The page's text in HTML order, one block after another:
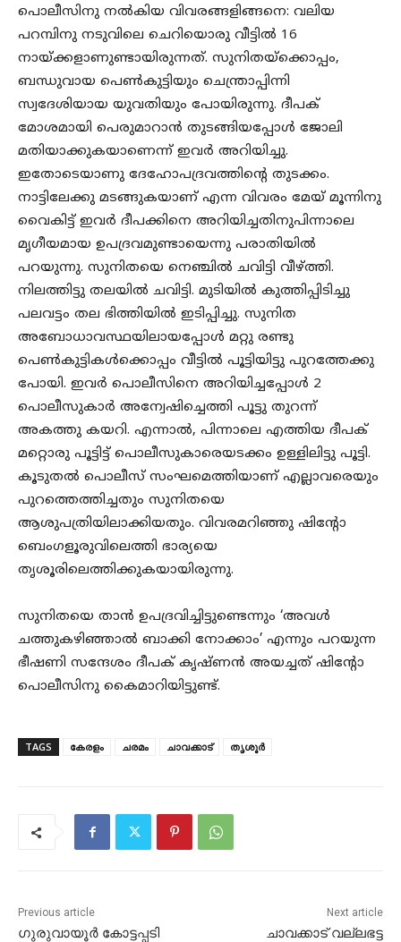
പൊലീസിനു നൽകിയ വിവരങ്ങളിങ്ങനെ: വലിയ
പറമ്പിനു നടുവിലെ ചെറിയൊരു വീട്ടിൽ 16
നായ്ക്കളാണുണ്ടായിരുന്നത്. സുനിതയ്ക്കൊപ്പം,
ബന്ധുവായ പെൺകുട്ടിയും ചെന്ത്രാപ്പിന്നി
സ്വദേശിയായ യുവതിയും പോയിരുന്നു. ദീപക്
മോശമായി പെരുമാറാൻ തുടങ്ങിയപ്പോൾ ജോലി
മതിയാക്കുകയാണെന്ന് ഇവർ അറിയിച്ചു.
ഇതോടെയാണു ദേഹോപദ്രവത്തിന്റെ തുടക്കം.
നാട്ടിലേക്കു മടങ്ങുകയാണ് എന്ന വിവരം മേയ് മൂന്നിനു
വൈകിട്ട് ഇവർ ദീപക്കിനെ അറിയിച്ചതിനുപിന്നാലെ
മൃഗീയമായ ഉപദ്രവമുണ്ടായെന്നു പരാതിയിൽ
പറയുന്നു. സുനിതയെ നെഞ്ചിൽ ചവിട്ടി വീഴ്ത്തി.
നിലത്തിട്ടു തലയിൽ ചവിട്ടി. മുടിയിൽ കുത്തിപ്പിടിച്ചു
പലവട്ടം തല ഭിത്തിയിൽ ഇടിപ്പിച്ചു. സുനിത
അബോധാവസ്ഥയിലായപ്പോൾ മറ്റു രണ്ടു
പെൺകുട്ടികൾക്കൊപ്പം വീട്ടിൽ പൂട്ടിയിട്ടു പുറത്തേക്കു
പോയി. ഇവർ പൊലീസിനെ അറിയിച്ചപ്പോൾ 2
പൊലീസുകാർ അന്വേഷിച്ചെത്തി പൂട്ടു തുറന്ന്
അകത്തു കയറി. എന്നാൽ, പിന്നാലെ എത്തിയ ദീപക്
മറ്റൊരു പൂട്ടിട്ട് പൊലീസുകാരെയടക്കം ഉള്ളിലിട്ടു പൂട്ടി.
കൂടുതൽ പൊലീസ് സംഘമെത്തിയാണ് എല്ലാവരെയും
പുറത്തെത്തിച്ചതും സുനിതയെ
ആശുപത്രിയിലാക്കിയതും. വിവരമറിഞ്ഞു ഷിന്റോ
ബെംഗളൂരുവിലെത്തി ഭാര്യയെ
തൃശൂരിലെത്തിക്കുകയായിരുന്നു.
സുനിതയെ താൻ ഉപദ്രവിച്ചിട്ടുണ്ടെന്നും ‘അവൾ
ചത്തുകഴിഞ്ഞാൽ ബാക്കി നോക്കാം’ എന്നും പറയുന്ന
ഭീഷണി സന്ദേശം ദീപക് കൃഷ്ണൻ അയച്ചത് ഷിന്റോ
പൊലീസിനു കൈമാറിയിട്ടുണ്ട്.
TAGS കേരളം ചരമം ചാവക്കാട് തൃശൂർ
Previous article
ഗുരുവായൂർ കോട്ടപ്പടി
Next article
ചാവക്കാട് വല്ലഭട്ട